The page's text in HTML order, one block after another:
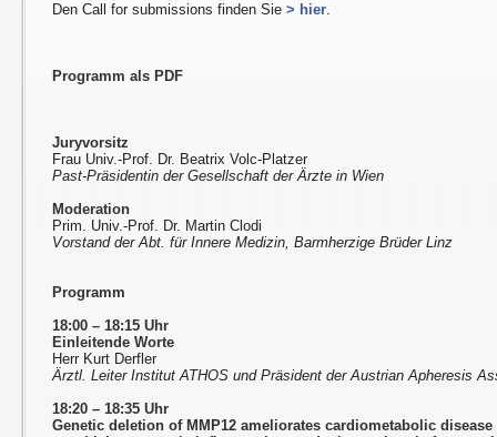
Den Call for submissions finden Sie> hier.
Programm als PDF
Juryvorsitz
Frau Univ.-Prof. Dr. Beatrix Volc-Platzer
Past-Präsidentin der Gesellschaft der Ärzte in Wien
Moderation
Prim. Univ.-Prof. Dr. Martin Clodi
Vorstand der Abt. für Innere Medizin, Barmherzige Brüder Linz
Programm
18:00 – 18:15 Uhr
Einleitende Worte
Herr Kurt Derfler
Ärztl. Leiter Institut ATHOS und Präsident der Austrian Apheresis
18:20 – 18:35 Uhr
Genetic deletion of MMP12 ameliorates cardiometabolic